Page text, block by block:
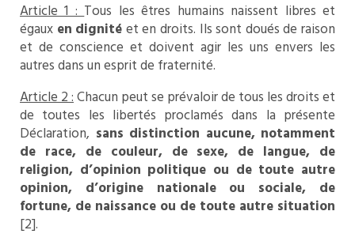
Article 1 :Tous les êtres humains naissent libres et
égaux en dignitéet en droits. Ils sont doués de raison
et de conscience et doivent agir les uns envers les
autres dans un esprit de fraternité.
Article 2 :Chacun peut se prévaloir de tous les droits et
de toutes les libertés proclamés dans la présente
Déclaration, sans distinction aucune, notamment
de race, de couleur, de sexe, de langue, de
religion, d’opinion politique ou de toute autre
opinion, d’origine nationale ou sociale, de
fortune, de naissance ou de toute autre situation
[2].